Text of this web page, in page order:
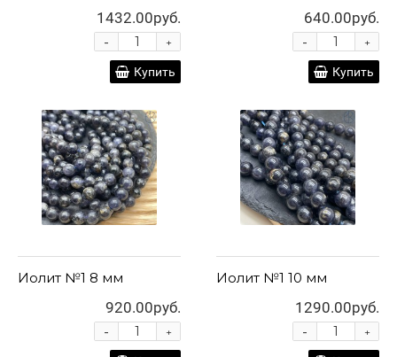
1432.00руб.
+
-
Купить
640.00руб.
+
-
Купить
Иолит №1 8 мм
920.00руб.
+
-
Иолит №1 10 мм
1290.00руб.
+
-